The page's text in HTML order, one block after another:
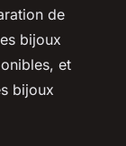
de
bijoux
et
bijoux